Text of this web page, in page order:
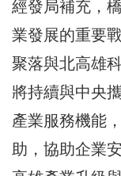
經發局補充，
業發展的重要
聚落與北高雄
將持續與中央
產業服務機能
助，協助企業